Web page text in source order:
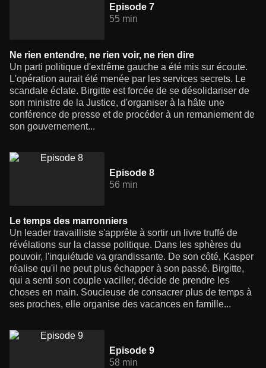
Episode 7
55 min
Ne rien entendre, ne rien voir, ne rien dire
Un parti politique d'extrême gauche a été mis sur écoute.
L'opération aurait été menée par les services secrets. Le
scandale éclate. Birgitte est forcée de se désolidariser de
son ministre de la Justice, d'organiser à la hâte une
conférence de presse et de procéder à un remaniement de
son gouvernement...
Episode 8
56 min
Le temps des marronniers
Un leader travailliste s'apprête à sortir un livre truffé de
révélations sur la classe politique. Dans les sphères du
pouvoir, l'inquiétude va grandissante. De son côté, Kasper
réalise qu'il ne peut plus échapper à son passé. Birgitte,
qui a senti son couple vaciller, décide de prendre les
choses en main. Soucieuse de consacrer plus de temps à
ses proches, elle organise des vacances en famille...
Episode 9
58 min